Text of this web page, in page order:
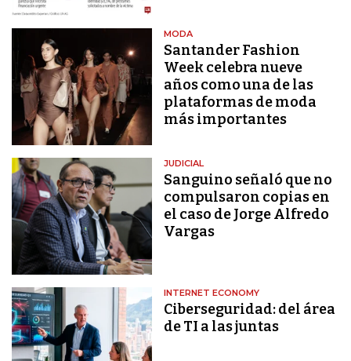
MODA
Santander Fashion
Week celebra nueve
años como una de las
plataformas de moda
más importantes
JUDICIAL
Sanguino señaló que no
compulsaron copias en
el caso de Jorge Alfredo
Vargas
INTERNET ECONOMY
Ciberseguridad: del área
de TI a las juntas